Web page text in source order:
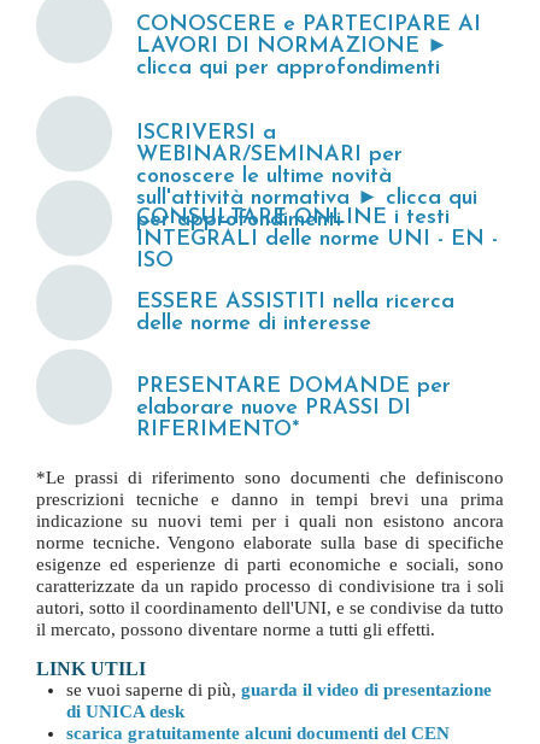
CONOSCERE e PARTECIPARE AI
LAVORI DI NORMAZIONE ►
clicca qui per approfondimenti
ISCRIVERSI a
WEBINAR/SEMINARI per
conoscere le ultime novità
sull'attività normativa ► clicca qui
per approfondimenti
CONSULTARE ONLINE i testi
INTEGRALI delle norme UNI - EN -
ISO
ESSERE ASSISTITI nella ricerca
delle norme di interesse
PRESENTARE DOMANDE per
elaborare nuove PRASSI DI
RIFERIMENTO*
*Le prassi di riferimento sono documenti che definiscono
prescrizioni tecniche e danno in tempi brevi una prima
indicazione su nuovi temi per i quali non esistono ancora
norme tecniche. Vengono elaborate sulla base di specifiche
esigenze ed esperienze di parti economiche e sociali, sono
caratterizzate da un rapido processo di condivisione tra i soli
autori, sotto il coordinamento dell'UNI, e se condivise da tutto
il mercato, possono diventare norme a tutti gli effetti.
LINK UTILI
se vuoi saperne di più, guarda il video di presentazione
di UNICA desk
scarica gratuitamente alcuni documenti del CEN